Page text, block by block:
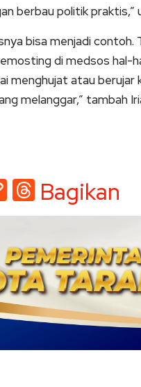
berbau politik praktis,”
bisa menjadi
di medsos hal-
menghujat atau
melanggar,” tambah
Copy
Link
Threads
Bagikan